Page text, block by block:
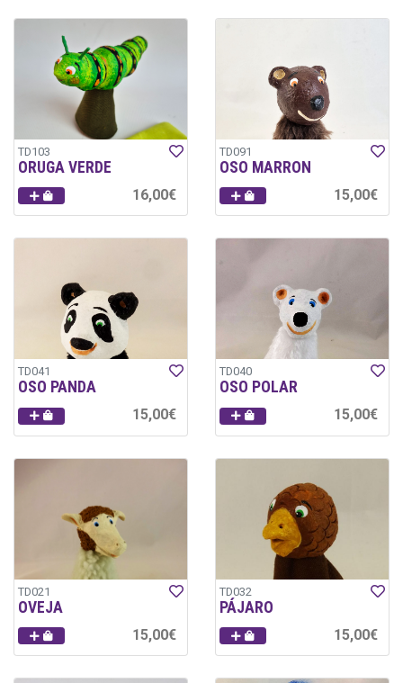
TD103
ORUGA VERDE
16,00€
TD091
OSO MARRON
15,00€
TD041
OSO PANDA
15,00€
TD040
OSO POLAR
15,00€
TD021
OVEJA
15,00€
TD032
PÁJARO
15,00€